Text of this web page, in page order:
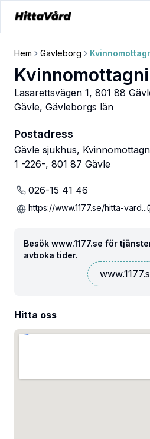
Hem Gävleborg
Lasarettsvägen 1, 801 88
Gävle, Gävleborgs län
Postadress
Gävle sjukhus,
1 -226-, 801 87 Gävle
026-15 41 46
https://www.1177.se/hitta-vard...
Besök www.1177.se för
avboka tider.
Hitta oss